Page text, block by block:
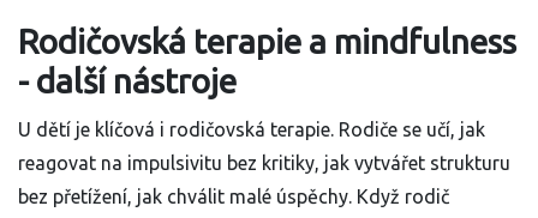
Rodičovská terapie a mindfulness
- další nástroje
U dětí je klíčová i rodičovská terapie. Rodiče se učí, jak
reagovat na impulsivitu bez kritiky, jak vytvářet strukturu
bez přetížení, jak chválit malé úspěchy. Když rodič